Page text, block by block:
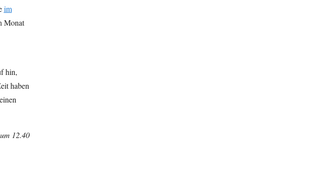
im
Monat
hin,
haben
12.40